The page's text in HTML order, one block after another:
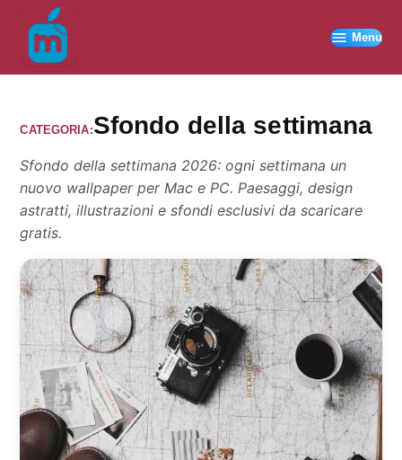
contenuto
Menu
CATEGORIA:Sfondo della settimana
Sfondo della settimana 2026: ogni settimana un
nuovo wallpaper per Mac e PC. Paesaggi, design
astratti, illustrazioni e sfondi esclusivi da scaricare
gratis.